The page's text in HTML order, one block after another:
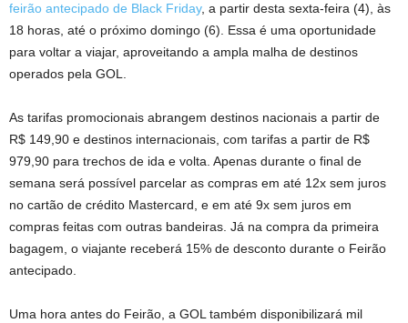
feirão antecipado de Black Friday, a partir desta sexta-feira (4), às
18 horas, até o próximo domingo (6). Essa é uma oportunidade
para voltar a viajar, aproveitando a ampla malha de destinos
operados pela GOL.
As tarifas promocionais abrangem destinos nacionais a partir de
R$ 149,90 e destinos internacionais, com tarifas a partir de R$
979,90 para trechos de ida e volta. Apenas durante o final de
semana será possível parcelar as compras em até 12x sem juros
no cartão de crédito Mastercard, e em até 9x sem juros em
compras feitas com outras bandeiras. Já na compra da primeira
bagagem, o viajante receberá 15% de desconto durante o Feirão
antecipado.
Uma hora antes do Feirão, a GOL também disponibilizará mil